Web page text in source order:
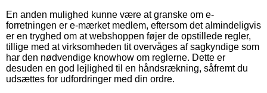
En anden mulighed kunne være at granske om e-
forretningen er e-mærket medlem, eftersom det almindeligvis
er en tryghed om at webshoppen føjer de opstillede regler,
tillige med at virksomheden tit overvåges af sagkyndige som
har den nødvendige knowhow om reglerne. Dette er
desuden en god lejlighed til en håndsrækning, såfremt du
udsættes for udfordringer med din ordre.